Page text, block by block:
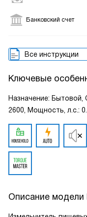
Банковский счет
Все инструкции
Ключевые
Назначение:
2600, Мощность, л.с.:
Описание модели